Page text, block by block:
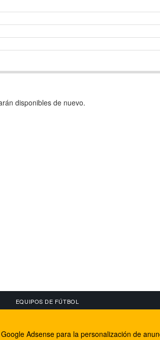
disponibles de nuevo.
EQUIPOS DE FÚTBOL
Facebook
Adsense para la personalización de